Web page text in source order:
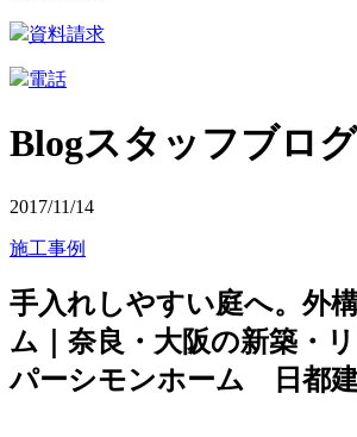
資料請求
電話
Blogスタッフブログ
2017/11/14
施工事例
手入れしやすい庭へ。外
ム｜奈良・大阪の新築・
パーシモンホーム 日都